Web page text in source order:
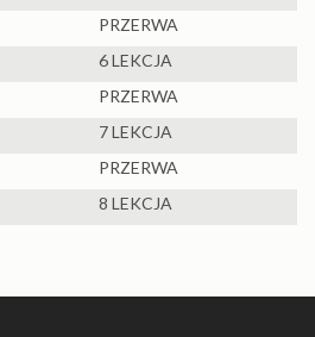
PRZERWA
6 LEKCJA
PRZERWA
7 LEKCJA
PRZERWA
8 LEKCJA